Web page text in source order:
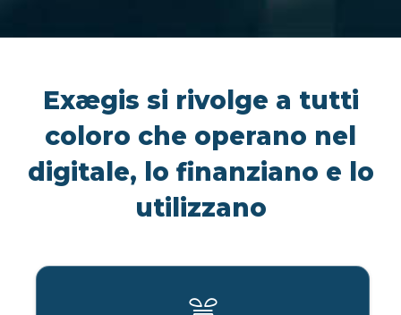
Exægis si rivolge a tutti
coloro che operano nel
digitale, lo finanziano e lo
utilizzano